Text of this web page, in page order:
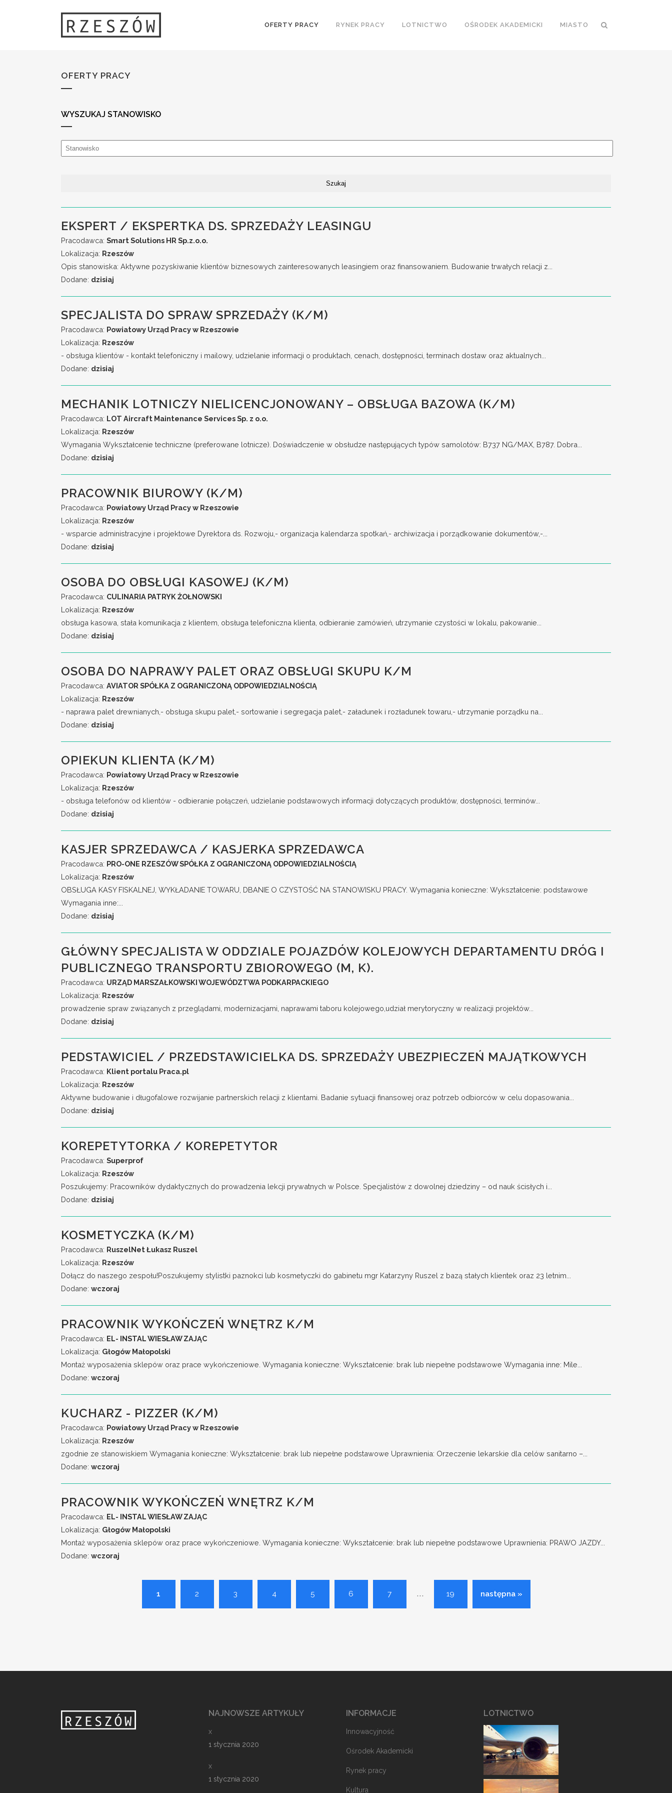
OFERTY PRACY RYNEK PRACY LOTNICTWO OŚRODEK AKADEMICKI MIASTO
OFERTY PRACY
WYSZUKAJ STANOWISKO
EKSPERT / EKSPERTKA DS. SPRZEDAŻY LEASINGU
Pracodawca: Smart Solutions HR Sp.z.o.o.
Lokalizacja: Rzeszów
Opis stanowiska: Aktywne pozyskiwanie klientów biznesowych zainteresowanych leasingiem oraz finansowaniem. Budowanie trwałych relacji z...
Dodane: dzisiaj
SPECJALISTA DO SPRAW SPRZEDAŻY (K/M)
Pracodawca: Powiatowy Urząd Pracy w Rzeszowie
Lokalizacja: Rzeszów
- obsługa klientów - kontakt telefoniczny i mailowy, udzielanie informacji o produktach, cenach, dostępności, terminach dostaw oraz aktualnych...
Dodane: dzisiaj
MECHANIK LOTNICZY NIELICENCJONOWANY – OBSŁUGA BAZOWA (K/M)
Pracodawca: LOT Aircraft Maintenance Services Sp. z o.o.
Lokalizacja: Rzeszów
Wymagania Wykształcenie techniczne (preferowane lotnicze). Doświadczenie w obsłudze następujących typów samolotów: B737 NG/MAX, B787. Dobra...
Dodane: dzisiaj
PRACOWNIK BIUROWY (K/M)
Pracodawca: Powiatowy Urząd Pracy w Rzeszowie
Lokalizacja: Rzeszów
- wsparcie administracyjne i projektowe Dyrektora ds. Rozwoju,- organizacja kalendarza spotkań,- archiwizacja i porządkowanie dokumentów,-...
Dodane: dzisiaj
OSOBA DO OBSŁUGI KASOWEJ (K/M)
Pracodawca: CULINARIA PATRYK ŻOŁNOWSKI
Lokalizacja: Rzeszów
obsługa kasowa, stała komunikacja z klientem, obsługa telefoniczna klienta, odbieranie zamówień, utrzymanie czystości w lokalu, pakowanie...
Dodane: dzisiaj
OSOBA DO NAPRAWY PALET ORAZ OBSŁUGI SKUPU K/M
Pracodawca: AVIATOR SPÓŁKA Z OGRANICZONĄ ODPOWIEDZIALNOŚCIĄ
Lokalizacja: Rzeszów
- naprawa palet drewnianych,- obsługa skupu palet,- sortowanie i segregacja palet,- załadunek i rozładunek towaru,- utrzymanie porządku na...
Dodane: dzisiaj
OPIEKUN KLIENTA (K/M)
Pracodawca: Powiatowy Urząd Pracy w Rzeszowie
Lokalizacja: Rzeszów
- obsługa telefonów od klientów - odbieranie połączeń, udzielanie podstawowych informacji dotyczących produktów, dostępności, terminów...
Dodane: dzisiaj
KASJER SPRZEDAWCA / KASJERKA SPRZEDAWCA
Pracodawca: PRO-ONE RZESZÓW SPÓŁKA Z OGRANICZONĄ ODPOWIEDZIALNOŚCIĄ
Lokalizacja: Rzeszów
OBSŁUGA KASY FISKALNEJ, WYKŁADANIE TOWARU, DBANIE O CZYSTOŚĆ NA STANOWISKU PRACY. Wymagania konieczne: Wykształcenie: podstawowe
Wymagania inne:...
Dodane: dzisiaj
GŁÓWNY SPECJALISTA W ODDZIALE POJAZDÓW KOLEJOWYCH DEPARTAMENTU DRÓG I
PUBLICZNEGO TRANSPORTU ZBIOROWEGO (M, K).
Pracodawca: URZĄD MARSZAŁKOWSKI WOJEWÓDZTWA PODKARPACKIEGO
Lokalizacja: Rzeszów
prowadzenie spraw związanych z przeglądami, modernizacjami, naprawami taboru kolejowego,udział merytoryczny w realizacji projektów...
Dodane: dzisiaj
PEDSTAWICIEL / PRZEDSTAWICIELKA DS. SPRZEDAŻY UBEZPIECZEŃ MAJĄTKOWYCH
Pracodawca: Klient portalu Praca.pl
Lokalizacja: Rzeszów
Aktywne budowanie i długofalowe rozwijanie partnerskich relacji z klientami. Badanie sytuacji finansowej oraz potrzeb odbiorców w celu dopasowania...
Dodane: dzisiaj
KOREPETYTORKA / KOREPETYTOR
Pracodawca: Superprof
Lokalizacja: Rzeszów
Poszukujemy: Pracowników dydaktycznych do prowadzenia lekcji prywatnych w Polsce. Specjalistów z dowolnej dziedziny – od nauk ścisłych i...
Dodane: dzisiaj
KOSMETYCZKA (K/M)
Pracodawca: RuszelNet Łukasz Ruszel
Lokalizacja: Rzeszów
Dołącz do naszego zespołu!Poszukujemy stylistki paznokci lub kosmetyczki do gabinetu mgr Katarzyny Ruszel z bazą stałych klientek oraz 23 letnim...
Dodane: wczoraj
PRACOWNIK WYKOŃCZEŃ WNĘTRZ K/M
Pracodawca: EL- INSTAL WIESŁAW ZAJĄC
Lokalizacja: Głogów Małopolski
Montaż wyposażenia sklepów oraz prace wykończeniowe. Wymagania konieczne: Wykształcenie: brak lub niepełne podstawowe Wymagania inne: Mile...
Dodane: wczoraj
KUCHARZ - PIZZER (K/M)
Pracodawca: Powiatowy Urząd Pracy w Rzeszowie
Lokalizacja: Rzeszów
zgodnie ze stanowiskiem Wymagania konieczne: Wykształcenie: brak lub niepełne podstawowe Uprawnienia: Orzeczenie lekarskie dla celów sanitarno –...
Dodane: wczoraj
PRACOWNIK WYKOŃCZEŃ WNĘTRZ K/M
Pracodawca: EL- INSTAL WIESŁAW ZAJĄC
Lokalizacja: Głogów Małopolski
Montaż wyposażenia sklepów oraz prace wykończeniowe. Wymagania konieczne: Wykształcenie: brak lub niepełne podstawowe Uprawnienia: PRAWO JAZDY...
Dodane: wczoraj
1 2 3 4 5 6 7 ... 19 następna »
NAJNOWSZE ARTYKUŁY
x
1 stycznia 2020
x
1 stycznia 2020
INFORMACJE
Innowacyjność
Ośrodek Akademicki
Rynek pracy
Kultura
LOTNICTWO